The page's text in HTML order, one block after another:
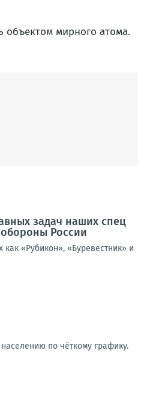
объектом мирного атома.
задач наших спец
России
«Рубикон», «Буревестник» и
по чёткому графику.